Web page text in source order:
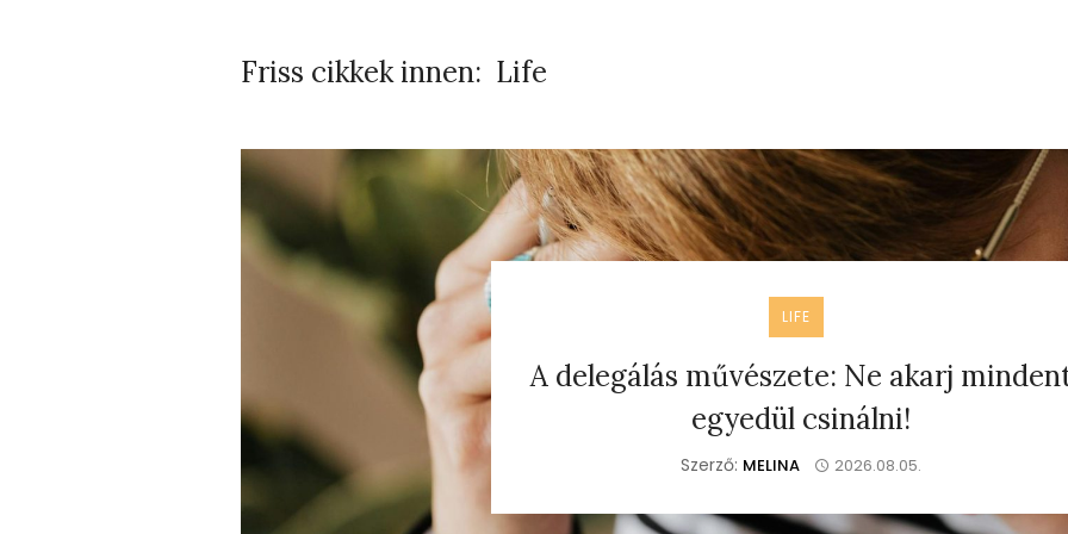
Friss cikkek innen: Life
LIFE
A delegálás művészete: Ne akarj
egyedül csinálni!
Szerző: MELINA 2026.08.05.